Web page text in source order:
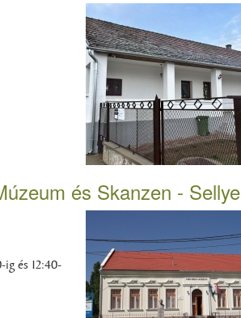
és Skanzen - Sellye
ig és 12:40-